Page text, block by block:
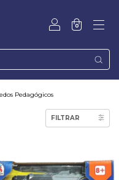
0
Pedagógicos
FILTRAR